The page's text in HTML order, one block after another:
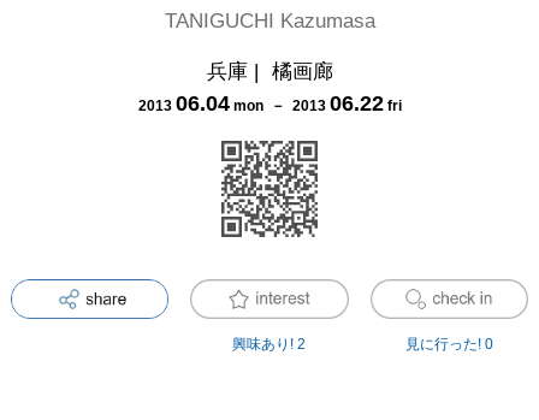
TANIGUCHI Kazumasa
兵庫| 橘画廊
2013 06.04 mon－ 2013 06.22 fri
興味あり! 2 見に行った! 0